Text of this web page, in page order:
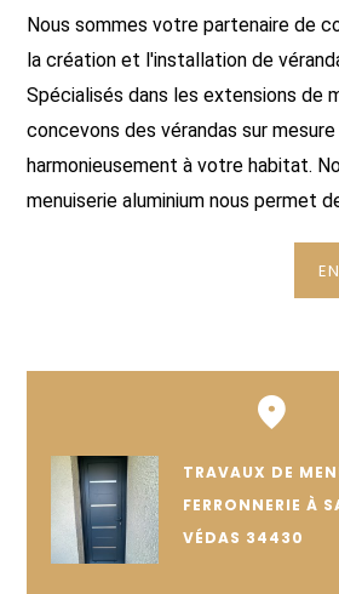
Nous sommes votre partenaire de
la création et l'installation de
Spécialisés dans les extensions de
concevons des vérandas sur
harmonieusement à votre habitat.
menuiserie aluminium nous permet
TRAVAUX DE
FERRONNERIE À
VÉDAS 34430